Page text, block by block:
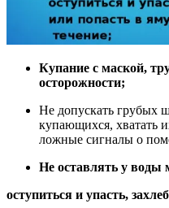
Купание с маской,
осторожности;
Не допускать грубых
купающихся, хватать
ложные сигналы о
Не оставлять у
оступиться и упасть,